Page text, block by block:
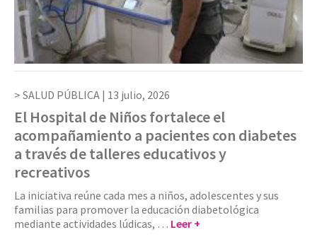
SALUD PÚBLICA | 13 julio, 2026
El Hospital de Niños fortalece el
acompañamiento a pacientes con diabetes
a través de talleres educativos y
recreativos
La iniciativa reúne cada mes a niños, adolescentes y sus
familias para promover la educación diabetológica
mediante actividades lúdicas, … Leer +